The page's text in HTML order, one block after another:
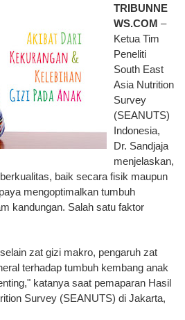
TRIBUNNE
WS.COM –
Ketua Tim
Peneliti
South East
Asia Nutrition
Survey
(SEANUTS)
Indonesia,
Dr. Sandjaja
menjelaskan,
baik secara fisik maupun
mengoptimalkan tumbuh
kandungan. Salah satu faktor
zat gizi makro, pengaruh zat
terhadap tumbuh kembang anak
katanya saat pemaparan Hasil
Survey (SEANUTS) di Jakarta,